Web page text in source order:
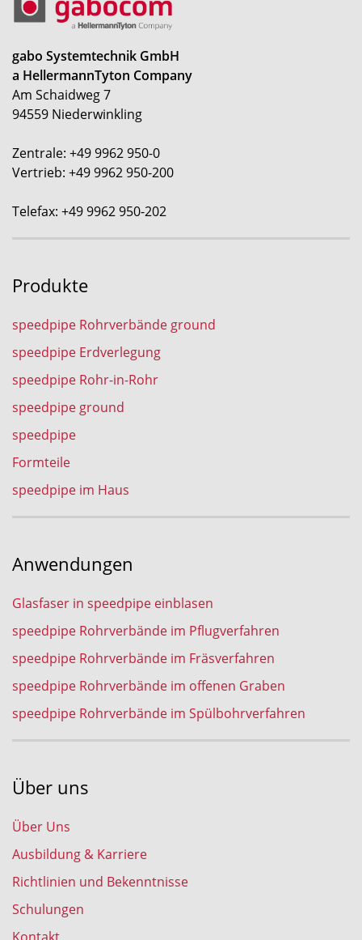
gabo Systemtechnik GmbH
a HellermannTyton Company
Am Schaidweg 7
94559 Niederwinkling
Zentrale: +49 9962 950-0
Vertrieb: +49 9962 950-200
Telefax: +49 9962 950-202
Produkte
speedpipe Rohrverbände ground
speedpipe Erdverlegung
speedpipe Rohr-in-Rohr
speedpipe ground
speedpipe
Formteile
speedpipe im Haus
Anwendungen
Glasfaser in speedpipe einblasen
speedpipe Rohrverbände im Pflugverfahren
speedpipe Rohrverbände im Fräsverfahren
speedpipe Rohrverbände im offenen Graben
speedpipe Rohrverbände im Spülbohrverfahren
Über uns
Über Uns
Ausbildung & Karriere
Richtlinien und Bekenntnisse
Schulungen
Kontakt